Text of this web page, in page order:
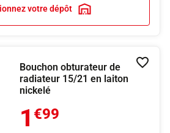
votre dépôt
Bouchon obturateur de
radiateur 15/21 en laiton
nickelé
1 €99